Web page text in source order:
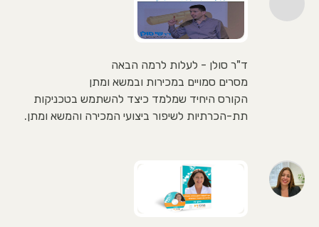
ד"ר סולן - לעלות לרמה הבאה
מסרים סמויים במכירות ובמשא ומתן
הקורס היחיד שמלמד כיצד להשתמש בטכניקות
תת-הכרתיות לשיפור ביצועי המכירה והמשא ומתן.